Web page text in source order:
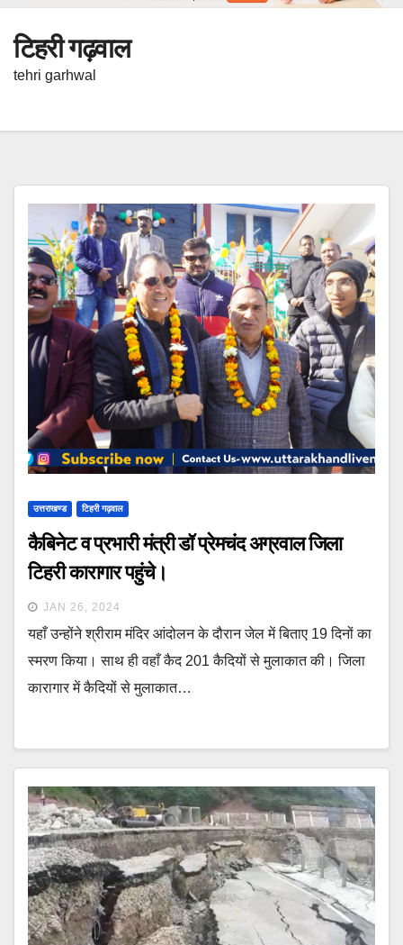
टिहरी गढ़वाल
tehri garhwal
उत्तराखण्ड टिहरी गढ़वाल
कैबिनेट व प्रभारी मंत्री डॉ प्रेमचंद अग्रवाल जिला
टिहरी कारागार पहुंचे।
JAN 26, 2024
यहाँ उन्होंने श्रीराम मंदिर आंदोलन के दौरान जेल में बिताए 19 दिनों का
स्मरण किया। साथ ही वहाँ कैद 201 कैदियों से मुलाकात की। जिला
कारागार में कैदियों से मुलाकात…